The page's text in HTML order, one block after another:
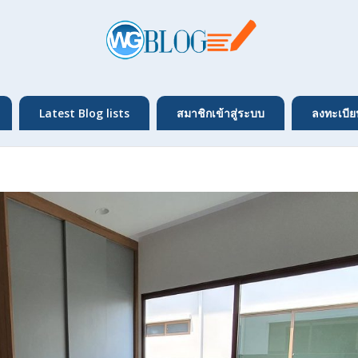
Latest Blog lists สมาชิกเข้าสู่ระบบ ลงทะเบี